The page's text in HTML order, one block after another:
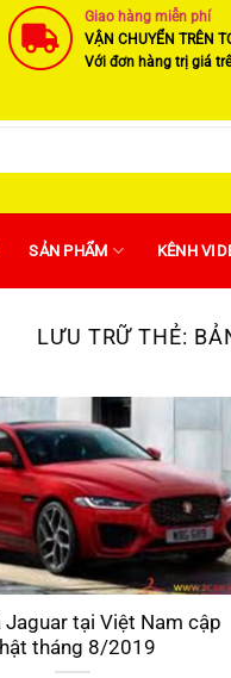
Giao hàng miễn phí
VẬN CHUYỂN TRÊN
Với đơn hàng trị giá
SẢN PHẨM KÊNH
LƯU TRỮ THẺ:
Jaguar tại Việt Nam cập
tháng 8/2019